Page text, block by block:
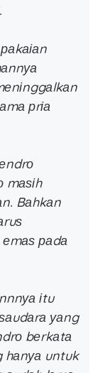
рrіа
Bаhkаn
еmаѕ раdа
іtu
уаng
bеrkаtа
hаnуа untuk